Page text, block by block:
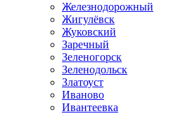
Железнодорожный
Жигулёвск
Жуковский
Заречный
Зеленогорск
Зеленодольск
Златоуст
Иваново
Ивантеевка